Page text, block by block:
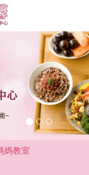
媽教室